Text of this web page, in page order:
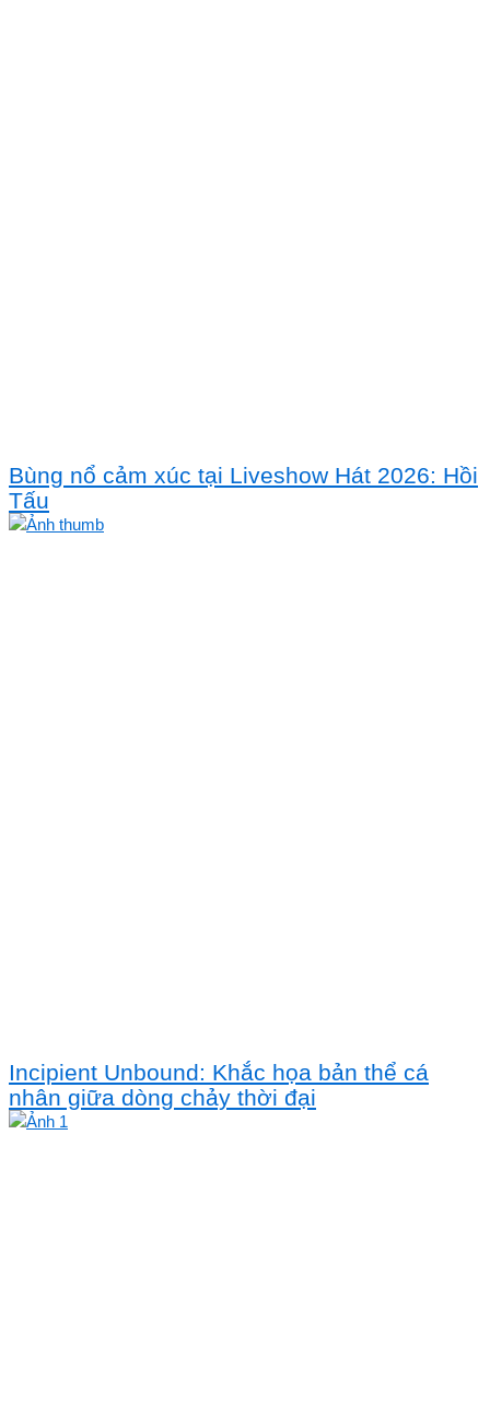
Bùng nổ cảm xúc tại Liveshow Hát 2026: Hồi
Tấu
Incipient Unbound: Khắc họa bản thể cá
nhân giữa dòng chảy thời đại